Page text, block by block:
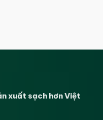
xuất sạch hơn Việt